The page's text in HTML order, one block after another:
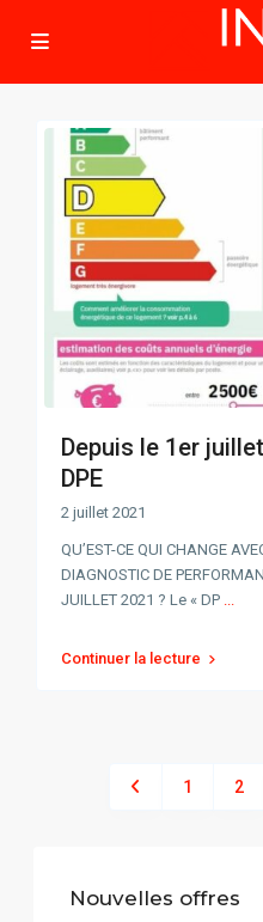
Depuis le 1er
DPE
2 juillet 2021
QU’EST-CE QUI CHANGE
DIAGNOSTIC DE
JUILLET 2021 ? Le « DP
Continuer la lecture
1 2
Nouvelles offres